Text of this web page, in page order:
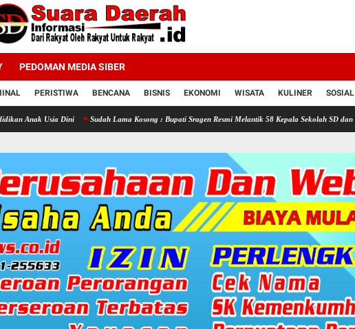
PEDOMAN MEDIA SIBER
PERISTIWA BENCANA BISNIS EKONOMI WISATA KULINER SOSIAL
Dini Sudah Lama Kosong : Bupati Sragen Resmi Melantik 58 Kepala Sekolah SD dan SMP Negeri